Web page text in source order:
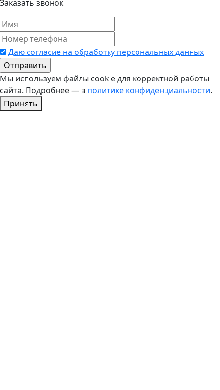
Заказать звонок
Даю согласие на обработку персональных данных
Мы используем файлы cookie для корректной работы
сайта. Подробнее — в политике конфиденциальности.
Принять